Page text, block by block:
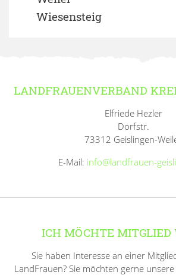
Wiesensteig
LANDFRAUENVERBAND
Elfriede Hezler
Dorfstr.
73312 Geislingen-
E-Mail: info@landfrauen-
ICH MÖCHTE MITGLIED
Sie haben Interesse an einer
LandFrauen? Sie möchten gerne